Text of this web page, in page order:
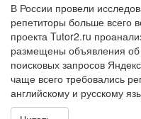
В России провели
репетиторы больше всего
проекта Tutor2.ru
размещены объявления об
поисковых запросов
чаще всего требовались
английскому и русскому